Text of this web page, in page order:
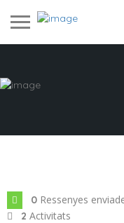
0 Ressenyes
2 Activitats